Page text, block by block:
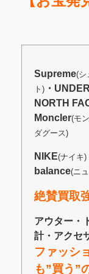
Supreme(シ
ト)・
NORTH
Moncler(モ
ダグース)
NIKE(ナイキ)
balance(ニ
絶賛買取
アウター・
計・アクセ
ファッシ
も”買う”